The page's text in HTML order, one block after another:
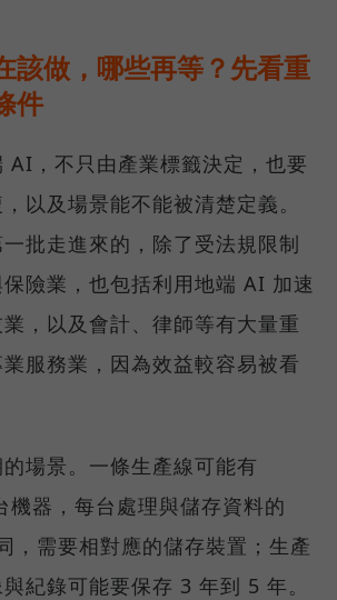
該做，哪些再等？先看重
件
AI，不只由產業標籤決定，也要
以及場景能不能被清楚定義。
批走進來的，除了受法規限制
險業，也包括利用地端 AI 加速
，以及會計、律師等有大量重
服務業，因為效益較容易被看
的場景。一條生產線可能有
器，每台處理與儲存資料的
，需要相對應的儲存裝置；生產
紀錄可能要保存 3 年到 5 年。